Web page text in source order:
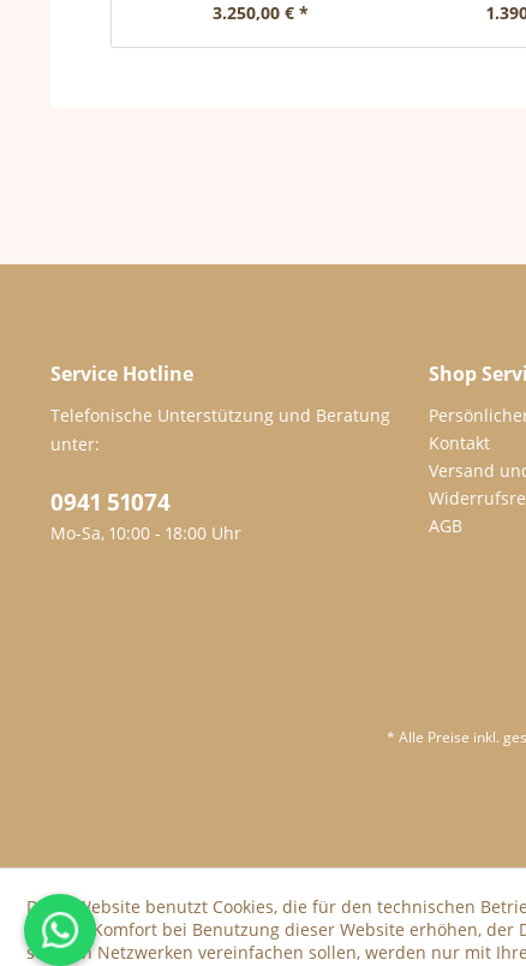
3.250,00 € *
Service Hotline
Telefonische Unterstützung und Beratung
unter:
0941 51074
Mo-Sa, 10:00 - 18:00 Uhr
Shop
Kontakt
Versand
AGB
* Alle Preise inkl.
Diese Website benutzt Cookies, die für den technischen
die den Komfort bei Benutzung dieser Website erhöhen,
sozialen Netzwerken vereinfachen sollen, werden nur mit